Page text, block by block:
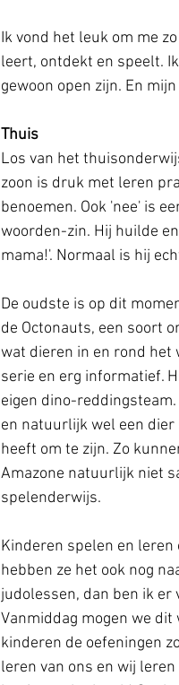
Ik vond het leuk om me
leert, ontdekt en speelt.
gewoon open zijn. En
Thuis
Los van het
zoon is druk met leren
benoemen. Ook 'nee' is
woorden-zin. Hij huilde
mama!'. Normaal is hij
De oudste is op dit
de Octonauts, een soort
wat dieren in en rond het
serie en erg informatief.
eigen dino-
en natuurlijk wel een
heeft om te zijn. Zo
Amazone natuurlijk niet
spelenderwijs.
Kinderen spelen en leren
hebben ze het ook nog
judolessen, dan ben ik
Vanmiddag mogen we
kinderen de oefeningen
leren van ons en wij